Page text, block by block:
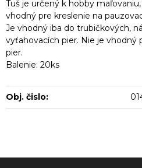
Tuš je určený k hobby
vhodný pre kreslenie na
Je vhodný iba do trubičkových,
vyťahovacích pier. Nie je vhodný
pier.
Balenie: 20ks
Obj. čislo: